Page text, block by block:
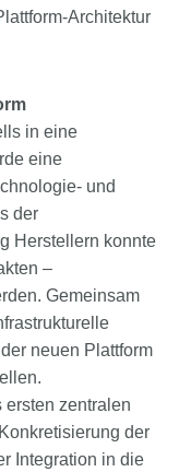
Architektur
in eine
eine
und
der
Herstellern konnte
–
Gemeinsam
neuen Plattform
ersten zentralen
der
Integration in die